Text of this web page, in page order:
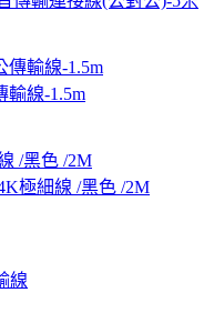
輸線-1.5m
極細線 /黑色 /2M
線